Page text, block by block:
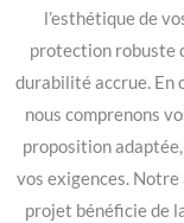
l’esthétique de
protection robuste
durabilité accrue. En
nous comprenons
proposition
vos exigences. Notre
projet bénéficie de